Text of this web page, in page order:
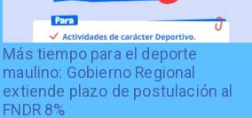
Más tiempo para el deporte
maulino: Gobierno Regional
extiende plazo de postulación al
FNDR 8%